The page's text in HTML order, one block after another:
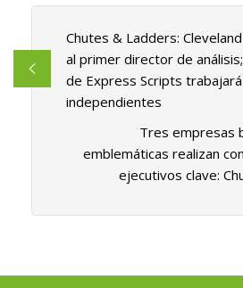
Chutes & Ladders:
al primer director de
de Express Scripts
independientes
Tres empresas
emblemáticas realizan
ejecutivos clave: